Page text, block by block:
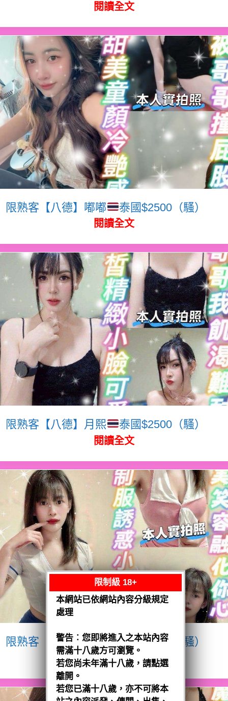
閱讀全文
限熟客【八德】嘟嘟 泰國$2500（騷）
閱讀全文
限熟客【八德】月熙 泰國$2500（騷）
閱讀全文
限熟客【八德】宥瑄 泰國$2500（騷）
閱讀全文
限制級 18+
本網站已依網站內容分級規定
處理
警告︰您即將進入之本站內容
需滿十八歲方可瀏覽。
若您尚未年滿十八歲，請點選
離開。
若您已滿十八歲，亦不可將本